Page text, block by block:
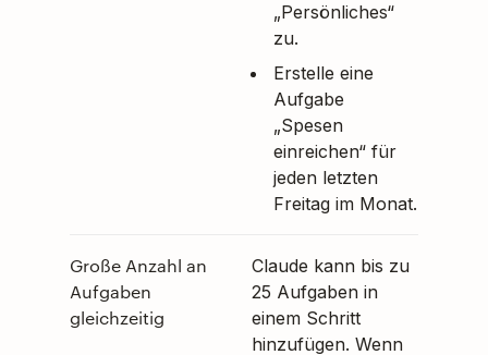
„Persönliches“
zu.
Erstelle eine
Aufgabe
„Spesen
einreichen“ für
jeden letzten
Freitag im Monat.
Große Anzahl an
Aufgaben
gleichzeitig
Claude kann bis zu
25 Aufgaben in
einem Schritt
hinzufügen. Wenn